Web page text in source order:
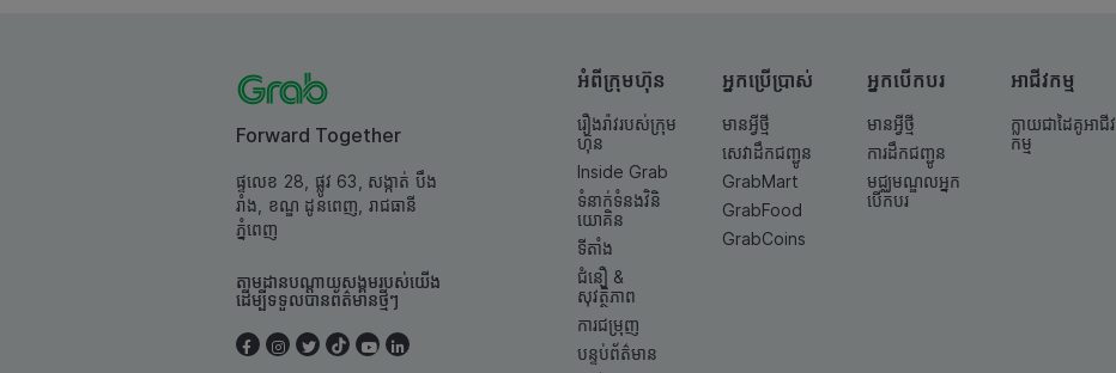
Forward Together
ផ្ទលេខ 28, ផ្លូវ 63, សង្កាត់ បឹង
រាំង, ខណ្ឌ ដូនពេញ, រាជធានី
ភ្នំពេញ
តាមដានបណ្តាយសង្គមរបស់យើង
ដើម្បីទទួលបានព័ត៌មានថ្មីៗ
អំពីក្រុមហ៊ុន
រឿងរ៉ាវរបស់ក្រុម
ហ៊ុន
Inside Grab
ទំនាក់ទំនង​វិនិ
យោគិន
ទីតាំង
ជំនឿ &
សុវត្ថិភាព
ការជម្រុញ
បន្ទប់ព័ត៌មាន
អ្នកប្រើប្រាស់
មានអ្វីថ្មី
សេវាដឹកជញ្ជូន
GrabMart
GrabFood
GrabCoins
អ្នកបើកបរ
មានអ្វីថ្មី
ការដឹកជញ្ជូន
មជ្ឈមណ្ឌលអ្នក
បើកបរ
អាជីវកម្ម
ក្លាយជាដៃគូអាជីវ
កម្ម